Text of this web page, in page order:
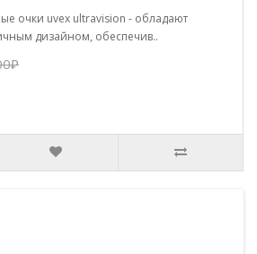
очки uvex ultravision - обладают
дизайном, обеспечив..